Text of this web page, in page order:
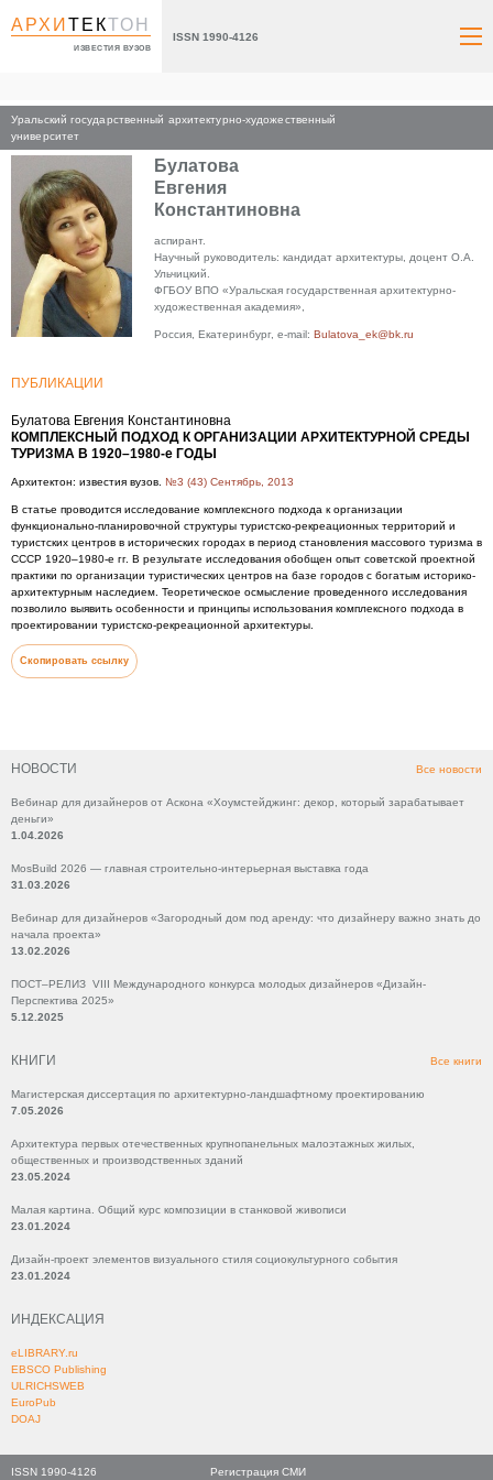
АРХИТЕКТОН
ИЗВЕСТИЯ ВУЗОВ
ISSN 1990-4126
Уральский государственный архитектурно-художественный
университет
НОВОСТИ Все новости
Вебинар для дизайнеров от Аскона «Хоумстейджинг: декор, который зарабатывает
деньги»
1.04.2026
MosBuild 2026 — главная строительно-интерьерная выставка года
31.03.2026
Вебинар для дизайнеров «Загородный дом под аренду: что дизайнеру важно знать до
начала проекта»
13.02.2026
ПОСТ–РЕЛИЗ VIII Международного конкурса молодых дизайнеров «Дизайн-
Перспектива 2025»
5.12.2025
КНИГИ Все книги
Магистерская диссертация по архитектурно-ландшафтному проектированию
7.05.2026
Архитектура первых отечественных крупнопанельных малоэтажных жилых,
общественных и производственных зданий
23.05.2024
Малая картина. Общий курс композиции в станковой живописи
23.01.2024
Дизайн-проект элементов визуального стиля социокультурного события
23.01.2024
ИНДЕКСАЦИЯ
eLIBRARY.ru
EBSCO Publishing
ULRICHSWEB
EuroPub
DOAJ
Главная
Булатова
Евгения
Константиновна
аспирант.
Научный руководитель: кандидат архитектуры, доцент О.А.
Ульчицкий.
ФГБОУ ВПО «Уральская государственная архитектурно-
художественная академия»,
Россия, Екатеринбург, e-mail: Bulatova_ek@bk.ru
ПУБЛИКАЦИИ
Булатова Евгения Константиновна
КОМПЛЕКСНЫЙ ПОДХОД К ОРГАНИЗАЦИИ АРХИТЕКТУРНОЙ СРЕДЫ
ТУРИЗМА В 1920–1980-е ГОДЫ
Архитектон: известия вузов. №3 (43) Сентябрь, 2013
В статье проводится исследование комплексного подхода к организации
функционально-планировочной структуры туристско-рекреационных территорий и
туристских центров в исторических городах в период становления массового туризма в
СССР 1920–1980-е гг. В результате исследования обобщен опыт советской проектной
практики по организации туристических центров на базе городов с богатым историко-
архитектурным наследием. Теоретическое осмысление проведенного исследования
позволило выявить особенности и принципы использования комплексного подхода в
проектировании туристско-рекреационной архитектуры.
Скопировать ссылку
ISSN 1990-4126
Регистрация СМИ